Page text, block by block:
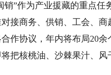
销”作为产业援藏的重点
接商务、供销、工会、
作协议，年内将布局20
把核桃油、沙棘果汁、